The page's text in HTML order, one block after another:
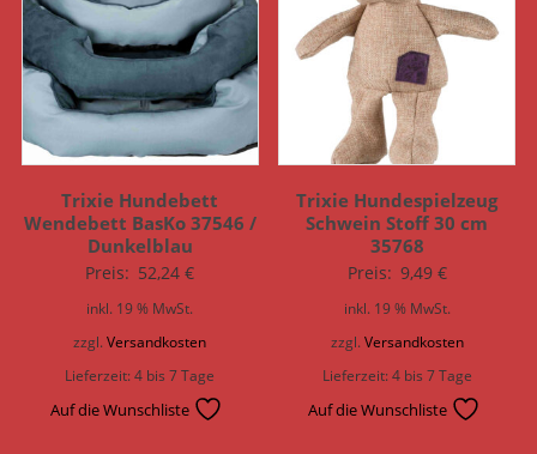
Trixie Hundebett
Wendebett BasKo 37546 /
Dunkelblau
Preis: 52,24€
inkl. 19 % MwSt.
zzgl.Versandkosten
Lieferzeit:4 bis 7 Tage
Auf die Wunschliste
Trixie Hundespielzeug
Schwein Stoff 30 cm
35768
Preis: 9,49 €
inkl. 19 % MwSt.
zzgl. Versandkosten
Lieferzeit:4 bis 7 Tage
Auf die Wunschliste